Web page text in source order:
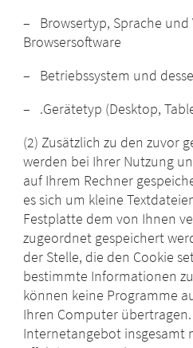
– Browsertyp, Sprache und
Browsersoftware
– Betriebssystem und
– .Gerätetyp (Desktop,
(2) Zusätzlich zu den zuvor
werden bei Ihrer Nutzung
auf Ihrem Rechner
es sich um kleine
Festplatte dem von Ihnen
zugeordnet gespeichert
der Stelle, die den Cookie
bestimmte Informationen
können keine Programme
Ihren Computer
Internetangebot insgesamt